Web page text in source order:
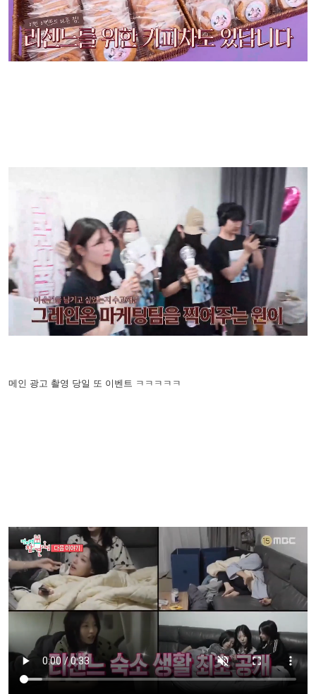
메인 광고 촬영 당일 또 이벤트 ㅋㅋㅋㅋㅋ